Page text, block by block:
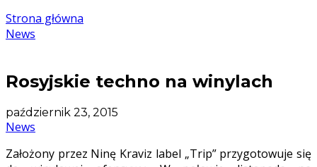
Strona główna
News
Rosyjskie techno na winylach
październik 23, 2015
News
Założony przez Ninę Kraviz label „Trip” przygotowuje się